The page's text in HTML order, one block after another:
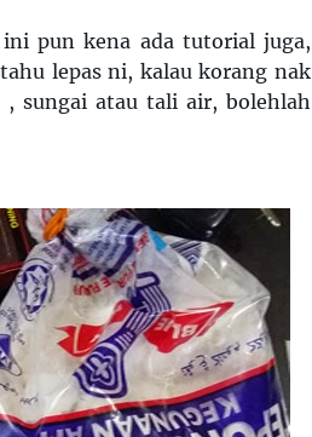
ini pun kena ada tutorial juga,
lepas ni, kalau korang nak
sungai atau tali air, bolehlah